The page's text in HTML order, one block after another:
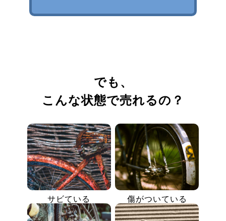
でも、
こんな状態で売れるの？
サビている 傷がついている